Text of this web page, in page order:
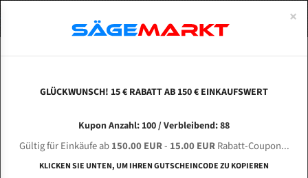
EVERISING VF 3580-15 für 7560 mm Bi-Metall
Bandsägeblätter
ABOUTS
ENGLISH
Bi-Metall Meterware
Fleischerei Bandsägeblätter
×
GLÜCKWUNSCH! 15 € RABATT AB 150 € EINKAUFSWERT
Kupon Anzahl: 100 / Verbleibend: 88
Gültig für Einkäufe ab150.00 EUR- 15.00 EURRabatt-Coupon...
KLICKEN SIE UNTEN, UM IHREN GUTSCHEINCODE ZU KOPIEREN